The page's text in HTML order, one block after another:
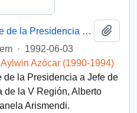
[Carta del Jefe de Gabinete de la Presidencia a Jefe de Gabinete de la Intendencia de la V Región]
· 1992-06-03
Azócar (1990-1994)
de la Presidencia a Jefe de
de la V Región, Alberto
Arismendi.